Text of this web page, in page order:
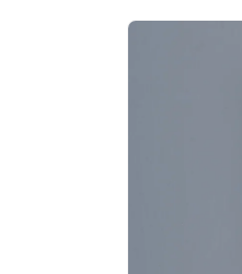
Ürün